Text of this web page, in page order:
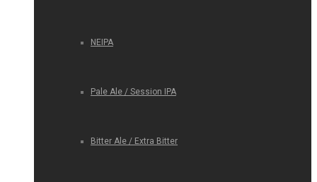
NEIPA
Pale Ale / Session IPA
Bitter Ale / Extra Bitter